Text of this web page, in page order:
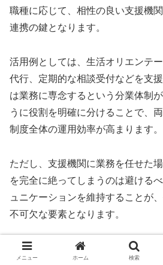
職種に応じて、相性の良い支援機
連携の鍵となります。
活用例としては、生活オリエンテ
代行、定期的な相談受付などを支
は業務に専念するという分業体制
うに役割を明確に分けることで、
制度全体の運用効率が高まります。
ただし、支援機関に業務を任せた
を完全に絶ってしまうのは避ける
ュニケーションを維持することが
不可欠な要素となります。
まとめ：適切な支援は外国
メニュー ホーム 検索